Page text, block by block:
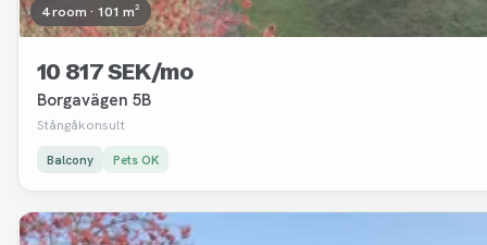
4 room · 101 m²
10 817 SEK/mo
Borgavägen 5B
Stångåkonsult
Balcony Pets OK
Removed